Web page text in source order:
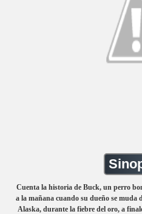
Cuenta la historia de Buck, un perro
a la mañana cuando su dueño se muda
Alaska, durante la fiebre del oro, a